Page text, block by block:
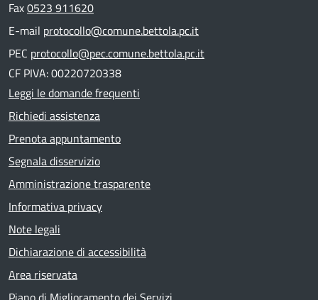
Fax0523 911620
E-mail protocollo@comune.bettola.pc.it
PEC protocollo@pec.comune.bettola.pc.it
CF PIVA: 00220720338
Leggi le domande frequenti
Richiedi assistenza
Prenota appuntamento
Segnala disservizio
Amministrazione trasparente
Informativa privacy
Note legali
Dichiarazione di accessibilità
Area riservata